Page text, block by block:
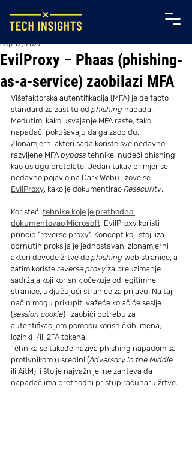
EvilProxy – Phaas (phishing-
as-a-service) zaobilazi MFA
Sep 12, 2022
Višefaktorska autentifikacija (MFA) je de facto
standard za zaštitu od phishing napada.
Međutim, kako usvajanje MFA raste, tako i
napadači pokušavaju da ga zaobiđu.
Zlonamjerni akteri sada koriste sve nedavno
razvijene MFA bypass tehnike, nudeći phishing
kao uslugu pretplate. Jedan takav primjer se
nedavno pojavio na Dark Webu i zove se
EvilProxy, kako je dokumentirao Resecurity.
Koristeći tehnike koje je prethodno
dokumentovao Microsoft, EvilProxy koristi
princip "reverse proxy". Koncept koji stoji iza
obrnutih proksija je jednostavan: zlonamjerni
akteri dovode žrtve do phishing web stranice, a
zatim koriste reverse proxy za preuzimanje
sadržaja koji korisnik očekuje od legitimne
stranice, uključujući stranice za prijavu. Na taj
način mogu prikupiti važeće kolačiće sesije
(session cookie) i zaobići potrebu za
autentifikacijom pomoću korisničkih imena,
lozinki i/ili 2FA tokena.
Tehnika se takođe naziva phishing napadom sa
protivnikom u sredini (Adversary in the Middle
ili AitM), i što je najvažnije, ne zahteva da
napadač ima prethodni pristup računaru žrtve.